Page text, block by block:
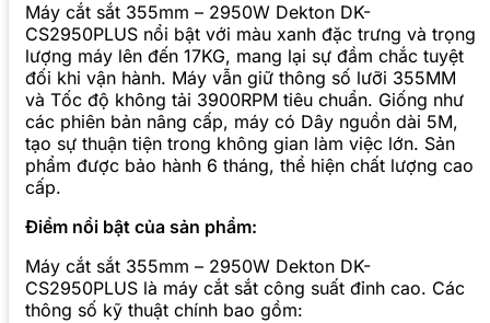
Máy cắt sắt 355mm – 2950W Dekton DK-
CS2950PLUS nổi bật với màu xanh đặc trưng và trọng
lượng máy lên đến 17KG, mang lại sự đầm chắc tuyệt
đối khi vận hành. Máy vẫn giữ thông số lưỡi 355MM
và Tốc độ không tải 3900RPM tiêu chuẩn. Giống như
các phiên bản nâng cấp, máy có Dây nguồn dài 5M,
tạo sự thuận tiện trong không gian làm việc lớn. Sản
phẩm được bảo hành 6 tháng, thể hiện chất lượng cao
cấp.
Điểm nổi bật của sản phẩm:
Máy cắt sắt 355mm – 2950W Dekton DK-
CS2950PLUS là máy cắt sắt công suất đỉnh cao. Các
thông số kỹ thuật chính bao gồm: